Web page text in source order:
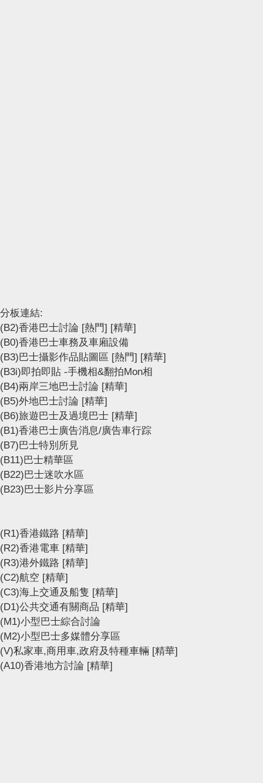
分板連結:
(B2)香港巴士討論 [熱門] [精華]
(B0)香港巴士車務及車廂設備
(B3)巴士攝影作品貼圖區 [熱門] [精華]
(B3i)即拍即貼 -手機相&翻拍Mon相
(B4)兩岸三地巴士討論 [精華]
(B5)外地巴士討論 [精華]
(B6)旅遊巴士及過境巴士 [精華]
(B1)香港巴士廣告消息/廣告車行踪
(B7)巴士特別所見
(B11)巴士精華區
(B22)巴士迷吹水區
(B23)巴士影片分享區
(R1)香港鐵路 [精華]
(R2)香港電車 [精華]
(R3)港外鐵路 [精華]
(C2)航空 [精華]
(C3)海上交通及船隻 [精華]
(D1)公共交通有關商品 [精華]
(M1)小型巴士綜合討論
(M2)小型巴士多媒體分享區
(V)私家車,商用車,政府及特種車輛 [精華]
(A10)香港地方討論 [精華]